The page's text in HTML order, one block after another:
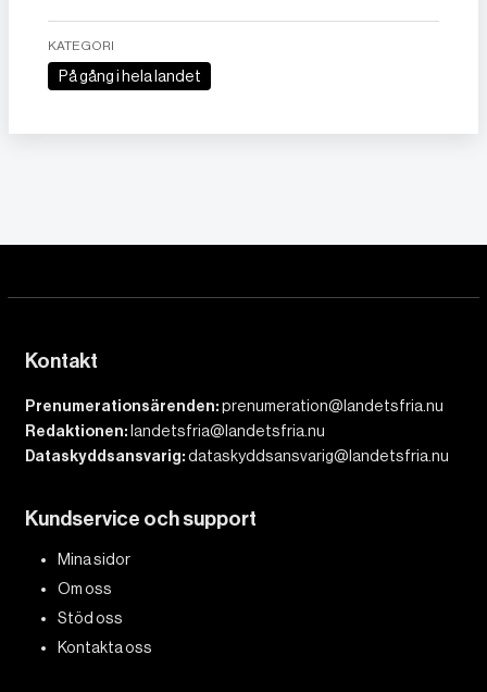
KATEGORI
På gång i hela landet
Kontakt
Prenumerationsärenden:prenumeration@landetsfria.nu
Redaktionen: landetsfria@landetsfria.nu
Dataskyddsansvarig:dataskyddsansvarig@landetsfria.nu
Kundservice och support
Mina sidor
Om oss
Stöd oss
Kontakta oss